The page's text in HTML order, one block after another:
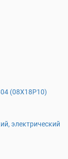
(08Х18Р10)
электрический